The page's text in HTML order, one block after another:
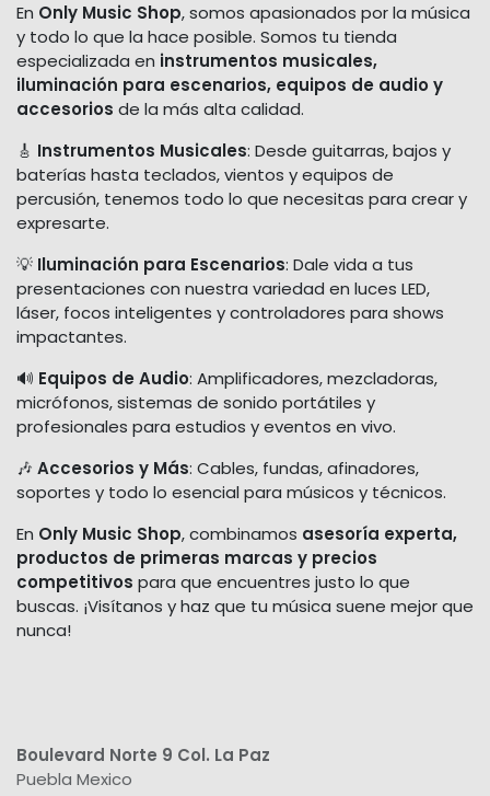
En Only Music Shop, somos apasionados por la música
y todo lo que la hace posible. Somos tu tienda
especializada en instrumentos musicales,
iluminación para escenarios, equipos de audio y
accesorios de la más alta calidad.
🎸 Instrumentos Musicales: Desde guitarras, bajos y
baterías hasta teclados, vientos y equipos de
percusión, tenemos todo lo que necesitas para crear y
expresarte.
💡 Iluminación para Escenarios: Dale vida a tus
presentaciones con nuestra variedad en luces LED,
láser, focos inteligentes y controladores para shows
impactantes.
🔊 Equipos de Audio: Amplificadores, mezcladoras,
micrófonos, sistemas de sonido portátiles y
profesionales para estudios y eventos en vivo.
🎶 Accesorios y Más: Cables, fundas, afinadores,
soportes y todo lo esencial para músicos y técnicos.
En Only Music Shop, combinamos asesoría experta,
productos de primeras marcas y precios
competitivos para que encuentres justo lo que
buscas. ¡Visítanos y haz que tu música suene mejor que
nunca!
Boulevard Norte 9 Col. La Paz
Puebla Mexico